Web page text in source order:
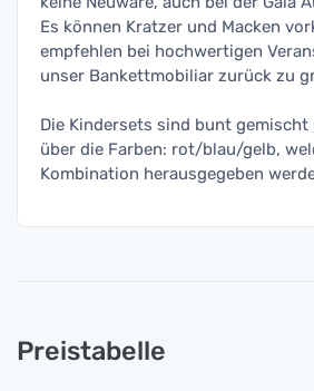
Es können Kratzer und Macken
empfehlen bei hochwertigen
unser Bankettmobiliar zurück zu
Die Kindersets sind bunt
über die Farben: rot/blau/gelb,
Kombination herausgegeben
Preistabelle